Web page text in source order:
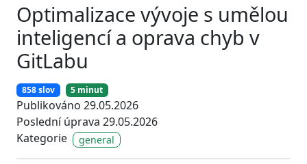
Optimalizace vývoje s umělou
inteligencí a oprava chyb v
GitLabu
858 slov 5 minut
Publikováno 29.05.2026
Poslední úprava 29.05.2026
Kategorie
general